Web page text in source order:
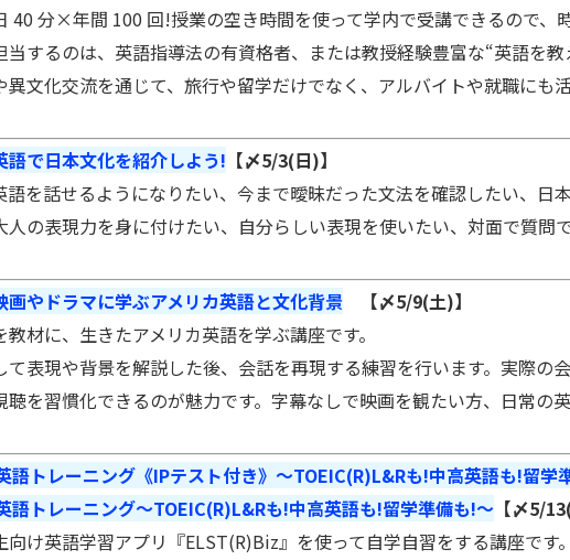
40 分×年間 100 回!授業の空き時間を使って学内で受講できるので、
するのは、英語指導法の有資格者、または教授経験豊富な“英語を
文化交流を通じて、旅行や留学だけでなく、アルバイトや就職にも
語で日本文化を紹介しよう! 【〆5/3(日)】
を話せるようになりたい、今まで曖昧だった文法を確認したい、日
の表現力を身に付けたい、自分らしい表現を使いたい、対面で質問
画やドラマに学ぶアメリカ英語と文化背景 【〆5/9(土)】
材に、生きたアメリカ英語を学ぶ講座です。
表現や背景を解説した後、会話を再現する練習を行います。実際の
を習慣化できるのが魅力です。字幕なしで映画を観たい方、日常の
語トレーニング《IPテスト付き》～TOEIC(R)L&Rも!中高英語も!留学
語トレーニング～TOEIC(R)L&Rも!中高英語も!留学準備も!～ 【〆5/
け英語学習アプリ『ELST(R)Biz』を使って自学自習をする講座です。